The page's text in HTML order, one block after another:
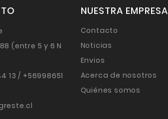
(entre 5 y 6 N
13 / +56998651
NUESTRA EMPRESA
Contacto
Noticias
Envios
Acerca de nosotros
Quiénes somos